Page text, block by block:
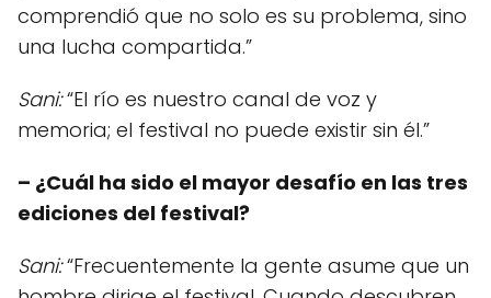
comprendió que no solo es su problema, sino
una lucha compartida.”
Sani:“El río es nuestro canal de voz y
memoria; el festival no puede existir sin él.”
– ¿Cuál ha sido el mayor desafío en las tres
ediciones del festival?
Sani:“Frecuentemente la gente asume que un